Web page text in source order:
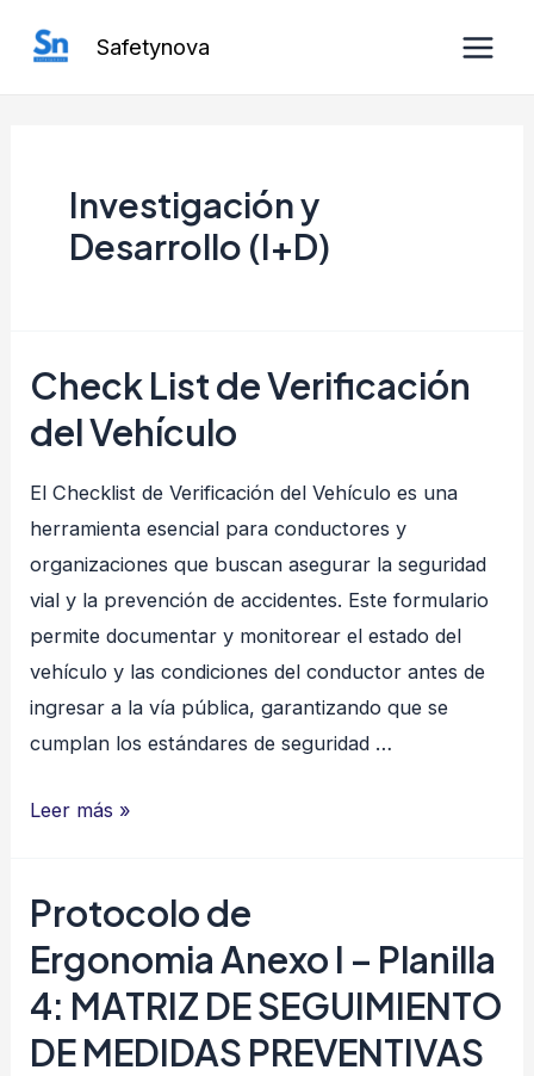
Safetynova
Investigación y
Desarrollo (I+D)
Check List de Verificación
del Vehículo
El Checklist de Verificación del Vehículo es una
herramienta esencial para conductores y
organizaciones que buscan asegurar la seguridad
vial y la prevención de accidentes. Este formulario
permite documentar y monitorear el estado del
vehículo y las condiciones del conductor antes de
ingresar a la vía pública, garantizando que se
cumplan los estándares de seguridad …
Check
Verificación
del
Vehículo
Leer más »
Protocolo de
Ergonomia Anexo I – Planilla
4: MATRIZ DE SEGUIMIENTO
DE MEDIDAS PREVENTIVAS